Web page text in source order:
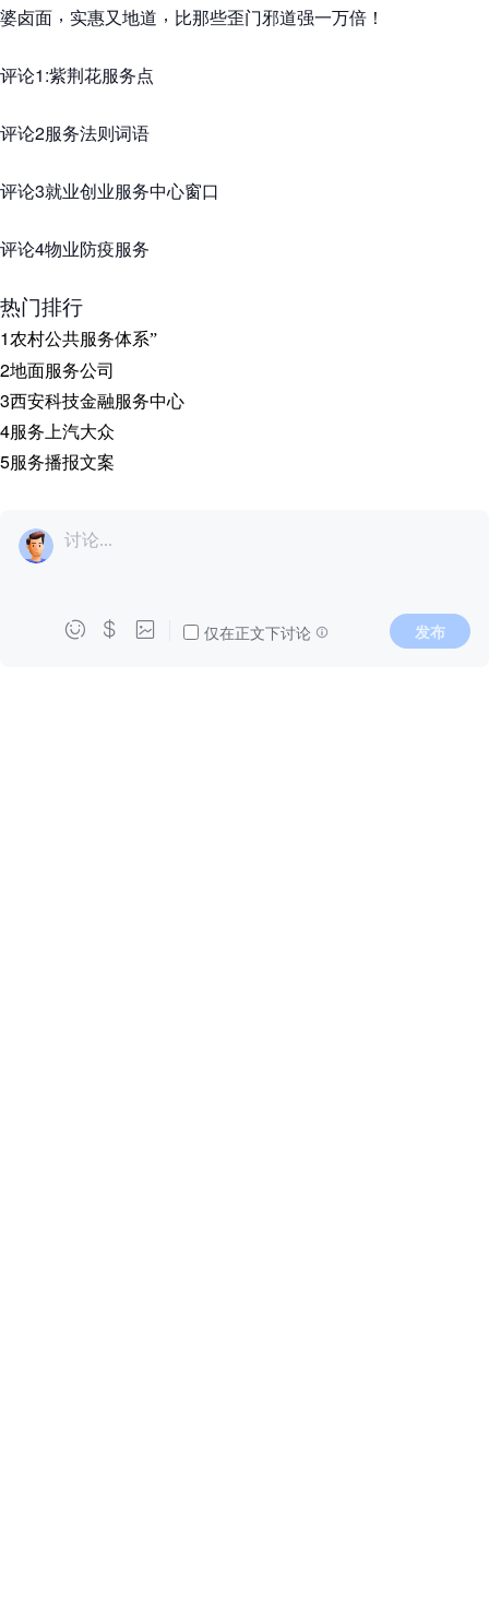
婆卤面 ， 实惠又地道 ， 比那些歪门邪道强一万倍 ！
评论1:紫荆花服务点
评论2服务法则词语
评论3就业创业服务中心窗口
评论4物业防疫服务
热门排行
1农村公共服务体系”
2地面服务公司
3西安科技金融服务中心
4服务上汽大众
5服务播报文案
讨论...
   仅在正文下讨论 发布